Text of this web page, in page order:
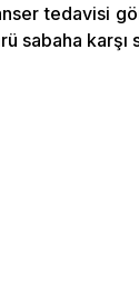
tedavisi
sabaha karşı